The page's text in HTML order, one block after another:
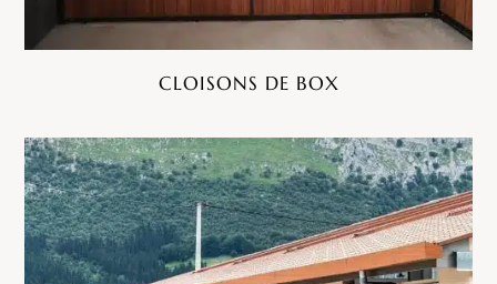
CLOISONS DE BOX